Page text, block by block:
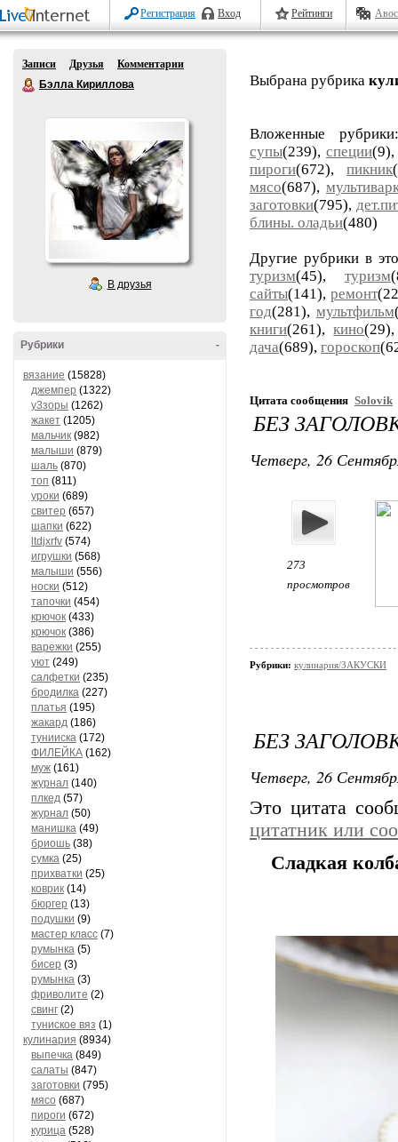
Регистрация Вход Рейтинги
Записи Друзья
Комментарии
Бэлла Кириллова
В друзья
-
Рубрики
вязание (15828)
джемпер (1322)
у3зоры (1262)
жакет (1205)
мальчик (982)
малыши (879)
шаль (870)
топ (811)
уроки (689)
свитер (657)
шапки (622)
ltdjxrfv (574)
игрушки (568)
малыши (556)
носки (512)
тапочки (454)
крючок (433)
крючок (386)
варежки (255)
уют (249)
салфетки (235)
бродилка (227)
платья (195)
жакард (186)
тунииска (172)
ФИЛЕЙКА (162)
муж (161)
журнал (140)
плкед (57)
журнал (50)
манишка (49)
бриошь (38)
сумка (25)
прихватки (25)
коврик (14)
бюргер (13)
подушки (9)
мастер класс (7)
румынка (5)
бисер (3)
румынка (3)
фриволите (2)
свинг (2)
туниское вяз (1)
кулинария (8934)
выпечка (849)
салаты (847)
заготовки (795)
мясо (687)
пироги (672)
курица (528)
Выбрана рубрика
Вложенные
супы(239), специи
пироги(672),пикник
мясо(687),
заготовки(795),
блины. оладьи(480)
Другие рубрики в
туризм(45), туризм
сайты(141), ремонт
год(281), мультфильм
книги(261),кино
дача(689), гороскоп
Цитата сообщения Solovik
БЕЗ
Четверг, 26
273
просмотров
Рубрики: кулинария/ЗАКУСКИ
БЕЗ
Четверг, 26
Это цитата
цитатник или
Сладкая